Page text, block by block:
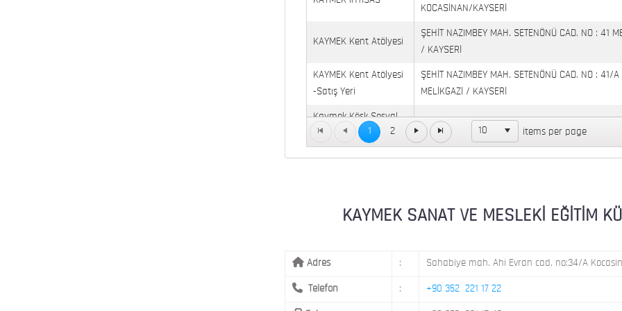
KOCASİNAN/KAYSERİ
KAYMEK Kent Atölyesi
ŞEHİT NAZIMBEY MAH. SETENÖNÜ CAD. NO : 41
/ KAYSERİ
KAYMEK Kent Atölyesi
-Satış Yeri
ŞEHİT NAZIMBEY MAH. SETENÖNÜ CAD. NO : 41/A
MELİKGAZİ / KAYSERİ
Kaymek Köşk Sosyal
Yaşam Merkezi
Köşk Mahallesi, Orgeneral Eşref Bitlis Bulvarı,
KAYMEK MOSTAR
KAYMEK TOKİ
MİMARSİNAN DEMOKRASİ MAH. FATİN RÜŞTÜ
1 2 10 items per page
KAYMEK SANAT VE MESLEKİ EĞİTİM
Adres : Sahabiye mah. Ahi Evran cad. no:34/A
Telefon : +90 352 221 17 22